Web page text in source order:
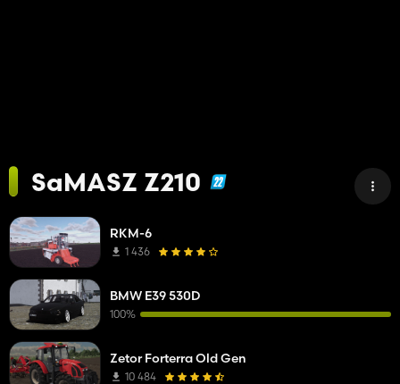
SaMASZ Z210
RKM-6
1 436
BMW E39 530D
100%
Zetor Forterra Old Gen
10 484